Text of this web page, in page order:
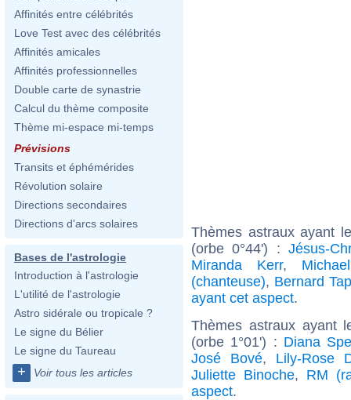
Affinités entre célébrités
Love Test avec des célébrités
Affinités amicales
Affinités professionnelles
Double carte de synastrie
Calcul du thème composite
Thème mi-espace mi-temps
Prévisions
Transits et éphémérides
Révolution solaire
Directions secondaires
Directions d'arcs solaires
Bases de l'astrologie
Introduction à l'astrologie
L'utilité de l'astrologie
Astro sidérale ou tropicale ?
Le signe du Bélier
Le signe du Taureau
+ Voir tous les articles
Thèmes astraux ayant
(orbe 0°44') : Jésus-
Miranda Kerr,
(chanteuse), Bernard
ayant cet aspect.
Thèmes astraux ayant
(orbe 1°01') : Diana
José Bové, Lily-Rose
Juliette Binoche, RM
aspect.